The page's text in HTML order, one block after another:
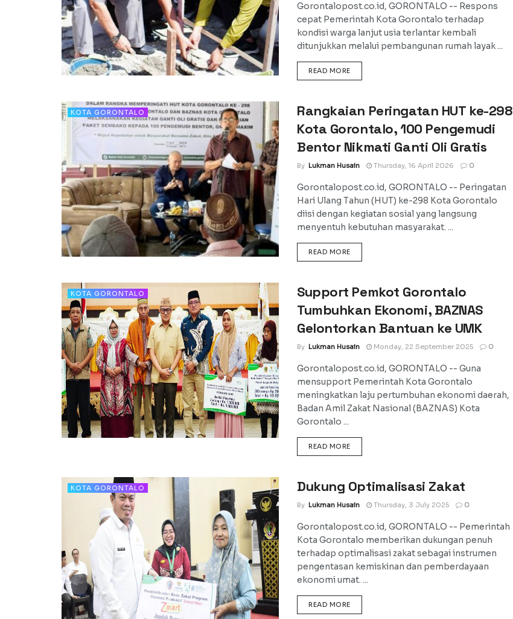
Gorontalopost.co.id, GORONTALO -- Respons
cepat Pemerintah Kota Gorontalo terhadap
kondisi warga lanjut usia terlantar kembali
ditunjukkan melalui pembangunan rumah layak ...
READ MOREDETAILS
KOTA GORONTALO
Rangkaian Peringatan HUT ke-298
Kota Gorontalo, 100 Pengemudi
Bentor Nikmati Ganti Oli Gratis
By Lukman Husain Thursday, 16 April 2026 0
Gorontalopost.co.id, GORONTALO -- Peringatan
Hari Ulang Tahun (HUT) ke-298 Kota Gorontalo
diisi dengan kegiatan sosial yang langsung
menyentuh kebutuhan masyarakat. ...
READ MOREDETAILS
KOTA GORONTALO
Support Pemkot Gorontalo
Tumbuhkan Ekonomi, BAZNAS
Gelontorkan Bantuan ke UMK
By Lukman Husain Monday, 22 September 2025 0
Gorontalopost.co.id, GORONTALO -- Guna
mensupport Pemerintah Kota Gorontalo
meningkatkan laju pertumbuhan ekonomi daerah,
Badan Amil Zakat Nasional (BAZNAS) Kota
Gorontalo ...
READ MOREDETAILS
KOTA GORONTALO Dukung Optimalisasi Zakat
By Lukman Husain Thursday, 3 July 2025 0
Gorontalopost.co.id, GORONTALO -- Pemerintah
Kota Gorontalo memberikan dukungan penuh
terhadap optimalisasi zakat sebagai instrumen
pengentasan kemiskinan dan pemberdayaan
ekonomi umat. ...
READ MOREDETAILS